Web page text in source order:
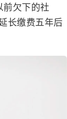
欠下的社
长缴费五年后